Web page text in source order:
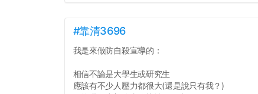
#靠清3696
我是來做防自殺宣導的：
相信不論是大學生或研究生
應該有不少人壓力都很大(還是說只有我？)